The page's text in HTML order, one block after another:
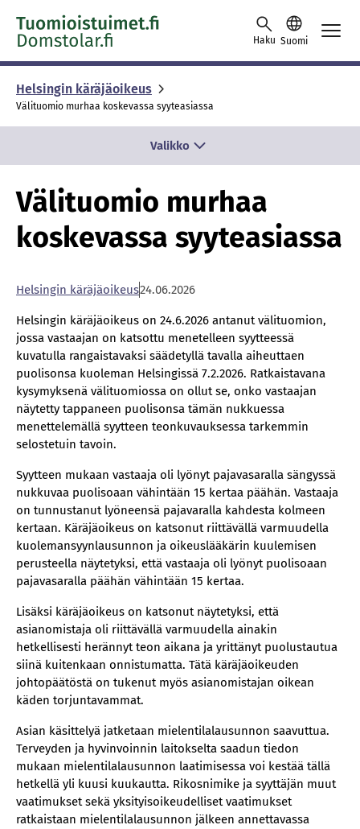
Siirry sisältöön
Haku Suomi
Helsingin käräjäoikeus
Välituomio murhaa koskevassa syyteasiassa
Valikko
Välituomio murhaa
koskevassa syyteasiassa
Hel­sin­gin kä­rä­jä­oi­keus24.06.2026
Helsingin käräjäoikeus on 24.6.2026 antanut välituomion,
jossa vastaajan on katsottu menetelleen syytteessä
kuvatulla rangaistavaksi säädetyllä tavalla aiheuttaen
puolisonsa kuoleman Helsingissä 7.2.2026. Ratkaistavana
kysymyksenä välituomiossa on ollut se, onko vastaajan
näytetty tappaneen puolisonsa tämän nukkuessa
menettelemällä syytteen teonkuvauksessa tarkemmin
selostetuin tavoin.
Syytteen mukaan vastaaja oli lyönyt pajavasaralla sängyssä
nukkuvaa puolisoaan vähintään 15 kertaa päähän. Vastaaja
on tunnustanut lyöneensä pajavaralla kahdesta kolmeen
kertaan. Käräjäoikeus on katsonut riittävällä varmuudella
kuolemansyynlausunnon ja oikeuslääkärin kuulemisen
perusteella näytetyksi, että vastaaja oli lyönyt puolisoaan
pajavasaralla päähän vähintään 15 kertaa.
Lisäksi käräjäoikeus on katsonut näytetyksi, että
asianomistaja oli riittävällä varmuudella ainakin
hetkellisesti herännyt teon aikana ja yrittänyt puolustautua
siinä kuitenkaan onnistumatta. Tätä käräjäoikeuden
johtopäätöstä on tukenut myös asianomistajan oikean
käden torjuntavammat.
Asian käsittelyä jatketaan mielentilalausunnon saavuttua.
Terveyden ja hyvinvoinnin laitokselta saadun tiedon
mukaan mielentilalausunnon laatimisessa voi kestää tällä
hetkellä yli kuusi kuukautta. Rikosnimike ja syyttäjän muut
vaatimukset sekä yksityisoikeudelliset vaatimukset
ratkaistaan mielentilalausunnon jälkeen annettavassa